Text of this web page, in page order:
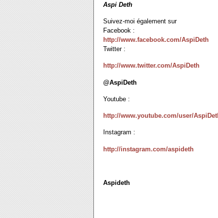
Aspi Deth
Suivez-moi également sur
Facebook :
http://www.facebook.com/AspiDeth
Twitter :
http://www.twitter.com/AspiDeth
@AspiDeth
Youtube :
http://www.youtube.com/user/
Instagram :
http://instagram.com/aspideth
Aspideth